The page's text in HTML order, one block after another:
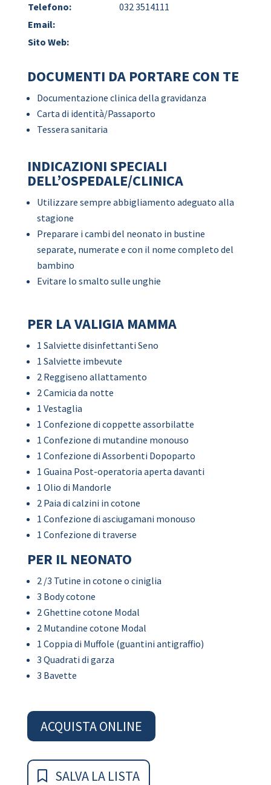
Telefono:
032 3514111
Email:
Sito Web:
DOCUMENTI DA PORTARE CON TE
Documentazione clinica della gravidanza
Carta di identità/Passaporto
Tessera sanitaria
INDICAZIONI SPECIALI
DELL’OSPEDALE/CLINICA
Utilizzare sempre abbigliamento adeguato alla
stagione
Preparare i cambi del neonato in bustine
separate, numerate e con il nome completo del
bambino
Evitare lo smalto sulle unghie
PER LA VALIGIA MAMMA
1 Salviette disinfettanti Seno
1 Salviette imbevute
2 Reggiseno allattamento
2 Camicia da notte
1 Vestaglia
1 Confezione di coppette assorbilatte
1 Confezione di mutandine monouso
1 Confezione di Assorbenti Dopoparto
1 Guaina Post-operatoria aperta davanti
1 Olio di Mandorle
2 Paia di calzini in cotone
1 Confezione di asciugamani monouso
1 Confezione di traverse
PER IL NEONATO
2 /3 Tutine in cotone o ciniglia
3 Body cotone
2 Ghettine cotone Modal
2 Mutandine cotone Modal
1 Coppia di Muffole (guantini antigraffio)
3 Quadrati di garza
3 Bavette
ACQUISTA ONLINE
SALVA LA LISTA